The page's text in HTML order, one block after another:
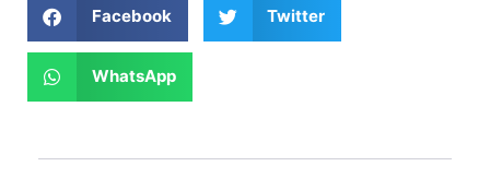
Facebook Twitter
WhatsApp